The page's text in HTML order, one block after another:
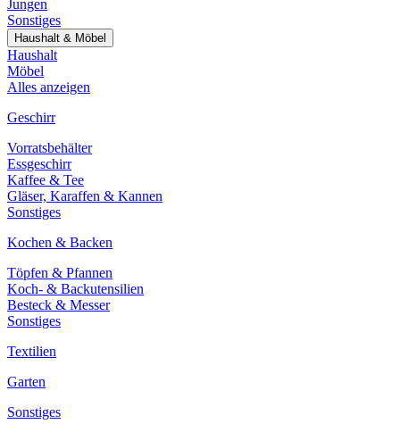
Jungen
Sonstiges
Haushalt & Möbel
Haushalt
Möbel
Alles anzeigen
Geschirr
Vorratsbehälter
Essgeschirr
Kaffee & Tee
Gläser, Karaffen & Kannen
Sonstiges
Kochen & Backen
Töpfen & Pfannen
Koch- & Backutensilien
Besteck & Messer
Sonstiges
Textilien
Garten
Sonstiges